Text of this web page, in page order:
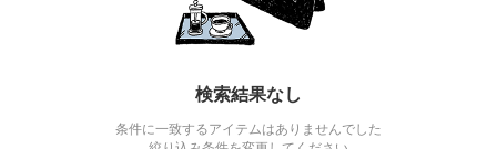
検索結果なし
条件に一致するアイテムはありませんでした